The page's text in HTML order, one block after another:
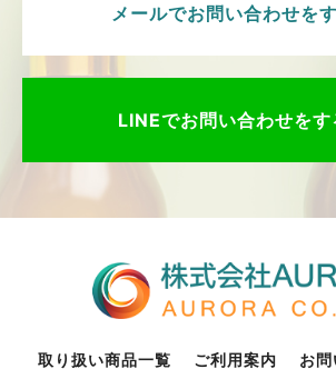
メールでお問い合わせを
LINEでお問い合わせをす
取り扱い商品一覧 ご利用案内 お